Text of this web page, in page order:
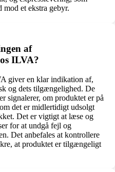
et ekstra gebyr.
af
ILVA?
giver en klar indikation af,
og dets tilgængelighed. De
signalerer, om produktet er på
det er midlertidigt udsolgt
Det er vigtigt at læse og
for at undgå fejl og
Det anbefales at kontrollere
at produktet er tilgængeligt